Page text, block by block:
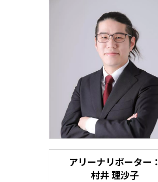
アリーナリポーター：
村井 理沙子